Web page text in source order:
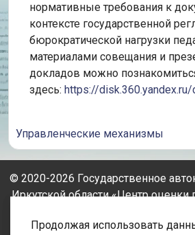
Продолжая использовать
нормативные требования к
контексте государственной
бюрократической нагрузки
материалами совещания и
докладов можно
здесь: https://
Управленческие механизмы
© 2020-2026 Государственное
Иркутской области «Центр оценки
качества образования» Адрес: